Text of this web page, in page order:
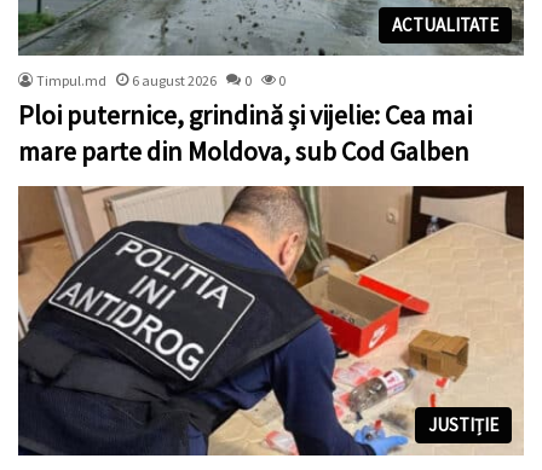
ACTUALITATE
Timpul.md 6 august 2026 0 0
Ploi puternice, grindină și vijelie: Cea mai
mare parte din Moldova, sub Cod Galben
JUSTIȚIE